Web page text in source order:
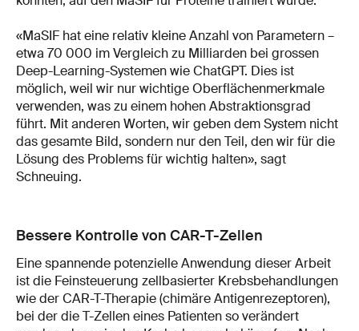
«MaSIF hat eine relativ kleine Anzahl von Parametern –
etwa 70 000 im Vergleich zu Milliarden bei grossen
Deep-Learning-Systemen wie ChatGPT. Dies ist
möglich, weil wir nur wichtige Oberflächenmerkmale
verwenden, was zu einem hohen Abstraktionsgrad
führt. Mit anderen Worten, wir geben dem System nicht
das gesamte Bild, sondern nur den Teil, den wir für die
Lösung des Problems für wichtig halten», sagt
Schneuing.
Bessere Kontrolle von CAR-T-Zellen
Eine spannende potenzielle Anwendung dieser Arbeit
ist die Feinsteuerung zellbasierter Krebsbehandlungen
wie der CAR-T-Therapie (chimäre Antigenrezeptoren),
bei der die T-Zellen eines Patienten so verändert